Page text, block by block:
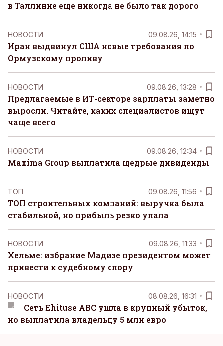
в Таллинне еще никогда не было так дорого
НОВОСТИ 09.08.26, 14:15
Иран выдвинул США новые требования по
Ормузскому проливу
НОВОСТИ 09.08.26, 13:28
Предлагаемые в ИТ-секторе зарплаты заметно
выросли. Читайте, каких специалистов ищут
чаще всего
НОВОСТИ 09.08.26, 12:34
Maxima Group выплатила щедрые дивиденды
ТОП 09.08.26, 11:56
ТОП строительных компаний: выручка была
стабильной, но прибыль резко упала
НОВОСТИ 09.08.26, 11:33
Хельме: избрание Мадизе президентом может
привести к судебному спору
НОВОСТИ 08.08.26, 16:31
Сеть Ehituse ABC ушла в крупный убыток,
но выплатила владельцу 5 млн евро